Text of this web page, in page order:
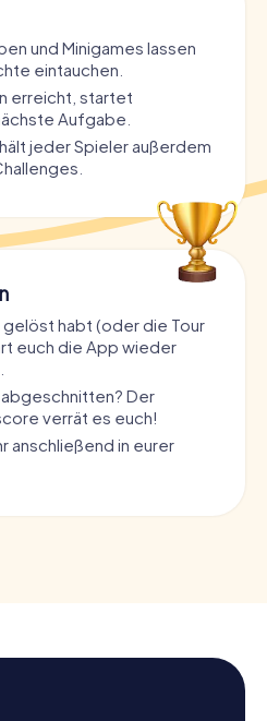
und Minigames lassen
eintauchen.
erreicht, startet
Aufgabe.
jeder Spieler außerdem
gelöst habt (oder die Tour
euch die App wieder
Der
verrät es euch!
anschließend in eurer